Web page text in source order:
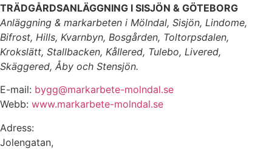
TRÄDGÅRDSANLÄGGNING I SISJÖN & GÖTEBORG
Anläggning & markarbeten i Mölndal, Sisjön, Lindome,
Bifrost, Hills, Kvarnbyn, Bosgården, Toltorpsdalen,
Krokslätt, Stallbacken, Kållered, Tulebo, Livered,
Skäggered, Åby och Stensjön.
E-mail: bygg@markarbete-molndal.se
Webb: www.markarbete-molndal.se
Adress:
Jolengatan,